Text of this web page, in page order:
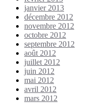
janvier 2013
décembre 2012
novembre 2012
octobre 2012
septembre 2012
août 2012
juillet 2012
juin 2012
mai 2012
avril 2012
mars 2012